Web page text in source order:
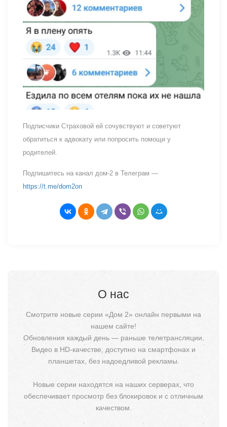
Подписчики Страховой ей сочувствуют и советуют
обратиться к адвокату или попросить помощи у
родителей.
Подпишитесь на канал дом-2 в Телеграм —
https://t.me/dom2on
О нас
Смотрите новые серии «Дом 2» онлайн первыми на
нашем сайте!
Обновления каждый день — раньше телетрансляции.
Видео в HD-качестве, доступно на смартфонах и
планшетах, без надоедливой рекламы.
Новые серии находятся на наших серверах, что
обеспечивает просмотр без блокировок и с отличным
качеством.